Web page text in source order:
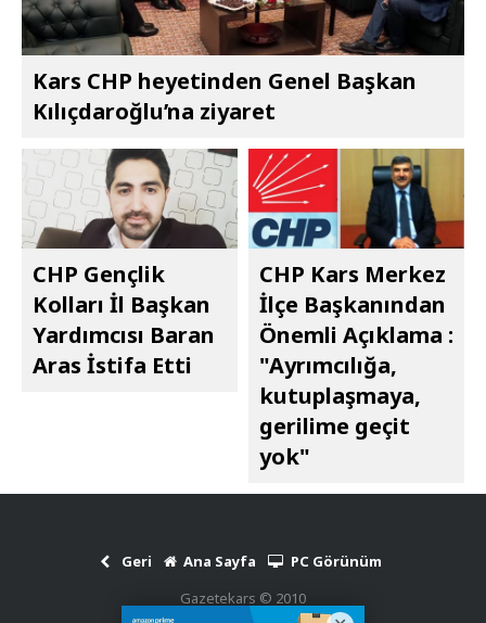
Kars CHP heyetinden Genel Başkan
Kılıçdaroğlu’na ziyaret
CHP Gençlik
Kolları İl Başkan
Yardımcısı Baran
Aras İstifa Etti
CHP Kars Merkez
İlçe Başkanından
Önemli Açıklama :
"Ayrımcılığa,
kutuplaşmaya,
gerilime geçit
yok"
Geri Ana Sayfa
PC Görünüm
Gazetekars © 2010